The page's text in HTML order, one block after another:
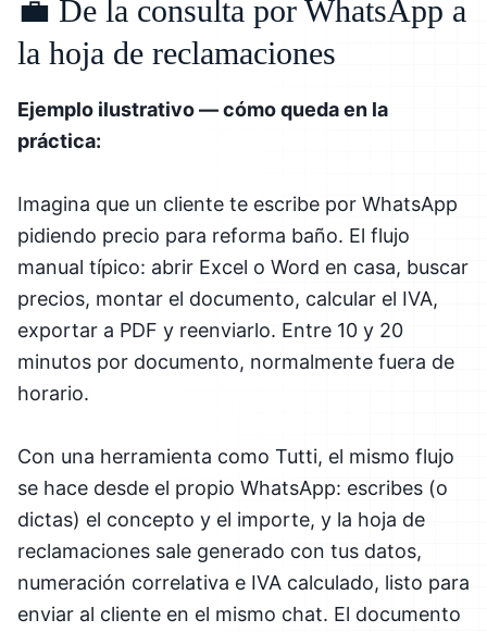
💼 De la consulta por WhatsApp a
la hoja de reclamaciones
Ejemplo ilustrativo — cómo queda en la
práctica:
Imagina que un cliente te escribe por WhatsApp
pidiendo precio para reforma baño. El flujo
manual típico: abrir Excel o Word en casa, buscar
precios, montar el documento, calcular el IVA,
exportar a PDF y reenviarlo. Entre 10 y 20
minutos por documento, normalmente fuera de
horario.
Con una herramienta como Tutti, el mismo flujo
se hace desde el propio WhatsApp: escribes (o
dictas) el concepto y el importe, y la hoja de
reclamaciones sale generado con tus datos,
numeración correlativa e IVA calculado, listo para
enviar al cliente en el mismo chat. El documento